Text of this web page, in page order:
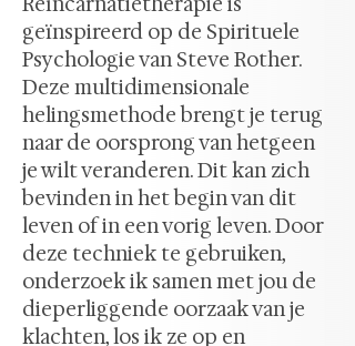
geïnspireerd op de Spirituele
Psychologie van Steve Rother.
Deze multidimensionale
helingsmethode brengt je terug
naar de oorsprong van hetgeen
je wilt veranderen. Dit kan zich
bevinden in het begin van dit
leven of in een vorig leven. Door
deze techniek te gebruiken,
onderzoek ik samen met jou de
dieperliggende oorzaak van je
klachten, los ik ze op en